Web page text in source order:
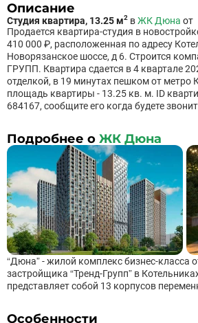
Описание
Студия квартира, 13.25 м2 вЖК Дюна от
Продается квартира-студия в
410 000 ₽, расположенная по адресу
Новорязанское шоссе, д 6. Строится
ГРУПП. Квартира сдается в 4 квартале
отделкой, в 19 минутах пешком от метро
площадь квартиры - 13.25 кв. м. ID
684167, сообщите его когда будете
Подробнее о ЖК Дюна
“Дюна” - жилой комплекс бизнес-класса
застройщика “Тренд-Групп” в
представляет собой 13 корпусов
Особенности